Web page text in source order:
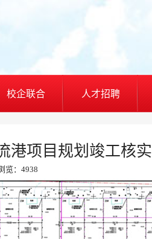
校企联合 人才招聘
港项目规划竣工核实
览：4938